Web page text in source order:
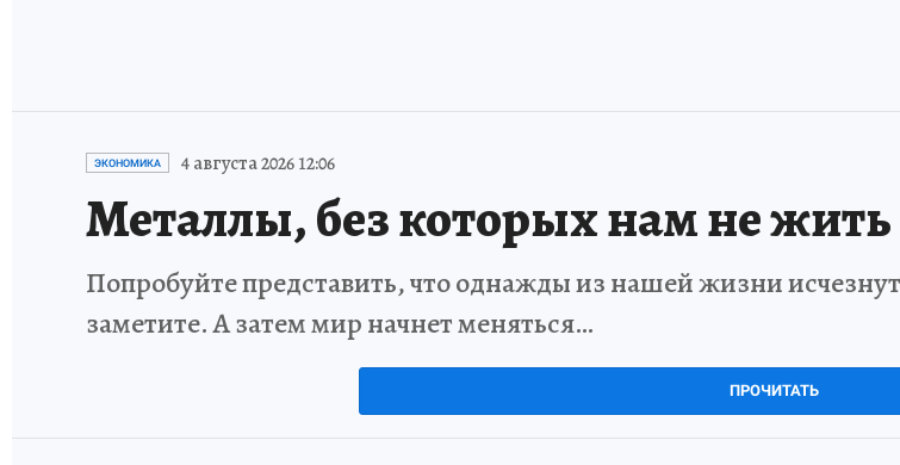
ЭКОНОМИКА 4 августа 2026 12:06
Металлы, без которых нам не жить
Попробуйте представить, что однажды из нашей жизни
заметите. А затем мир начнет меняться…
ПРОЧИТАТЬ